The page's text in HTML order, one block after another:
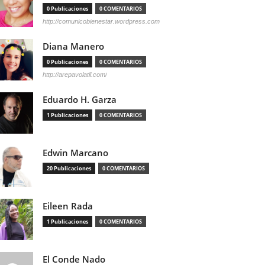
0 Publicaciones 0 COMENTARIOS
http://comunicobienestar.wordpress.com
Diana Manero
0 Publicaciones 0 COMENTARIOS
http://arepavolatil.com/
Eduardo H. Garza
1 Publicaciones 0 COMENTARIOS
Edwin Marcano
20 Publicaciones 0 COMENTARIOS
Eileen Rada
1 Publicaciones 0 COMENTARIOS
El Conde Nado